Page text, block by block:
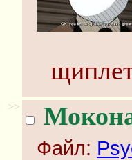
>>
Файл: